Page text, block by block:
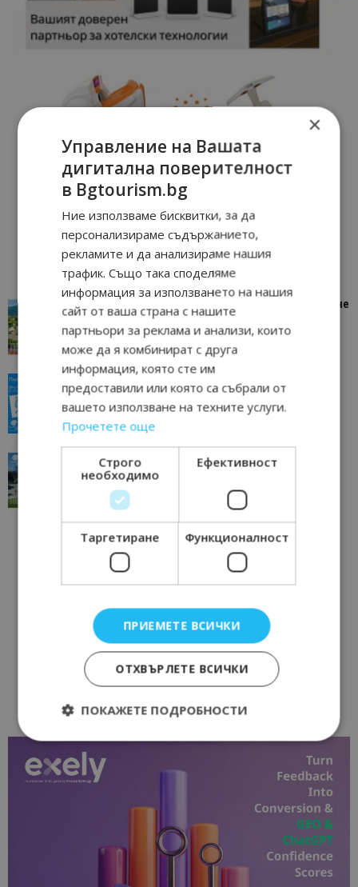
“Пощенска картичка от…”: Петрич – Изживяване
отвъд очакваното
Петрич 11/07/2026 11:22
“Пощенска картичка от…”: Пловдив, градът на
всички времена
23/06/2026 10:00
“Пощенска картичка от…”: Перник – град на
традициите, културата и вдъхновяващите...
Перник
×
Управление на Вашата
дигитална поверителност
в Bgtourism.bg
Ние използваме бисквитки, за да
персонализираме съдържанието,
рекламите и да анализираме нашия
трафик. Също така споделяме
информация за използването на нашия
сайт от ваша страна с нашите
партньори за реклама и анализи, които
може да я комбинират с друга
информация, която сте им
предоставили или която са събрали от
вашето използване на техните услуги.
Прочетете още
Строго
необходимо
Ефективност
Таргетиране Функционалност
ПРИЕМЕТЕ ВСИЧКИ
ОТХВЪРЛЕТЕ ВСИЧКИ
ПОКАЖЕТЕ ПОДРОБНОСТИ
Строго необходимо
Строго необходимите бисквитки позволяват
основната функционалност на уебсайта, като
потребителско влизане и управление на
акаунта. Уебсайтът не може да се използва